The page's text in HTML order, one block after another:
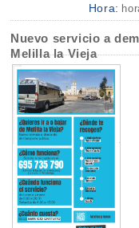
Hora:
Nuevo servicio a
Melilla la Vieja